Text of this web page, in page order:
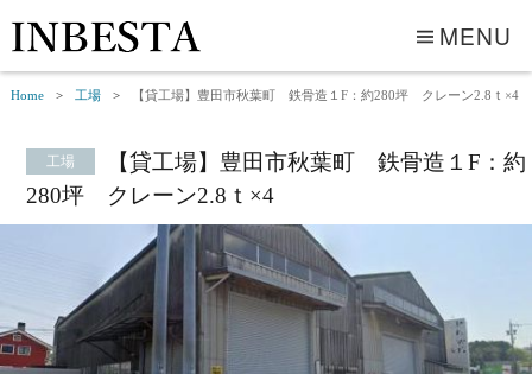
MENU
Home 工場 【貸工場】豊田市秋葉町 鉄骨造１F：約280坪 クレーン2.8ｔ×4
工場
【貸工場】豊田市秋葉町 鉄骨造１F：約
280坪 クレーン2.8ｔ×4